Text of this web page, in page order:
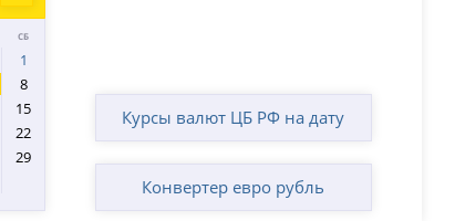
Next
СБ
1
8
15
22
29
Курсы валют ЦБ РФ на дату
Конвертер евро рубль